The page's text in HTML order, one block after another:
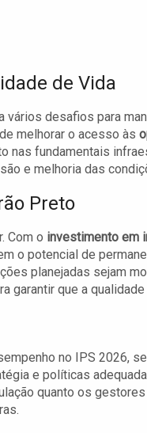
de Vida
desafios para
melhorar o acesso às
fundamentais
e melhoria das
Preto
Com o investimento em
o potencial de
planejadas sejam
garantir que a
no IPS 2026,
e políticas
quanto os